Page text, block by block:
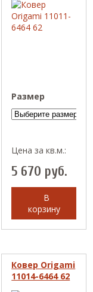
Размер
Цена за кв.м.:
5 670 руб.
В
корзину
Ковер Origami
11014-6464 62